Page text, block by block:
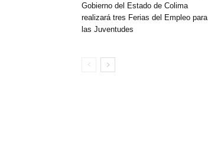
Gobierno del Estado de Colima
realizará tres Ferias del Empleo para
las Juventudes